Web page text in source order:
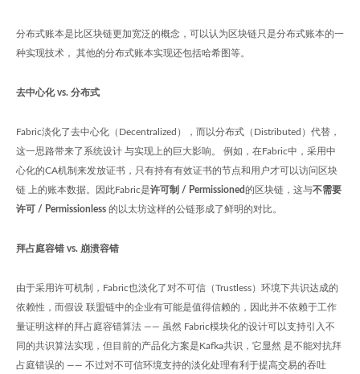
分布式账本是比区块链更加宽泛的概念，可以认为区块链只是分布式账本的一
种实现技术， 其他的分布式账本实现还包括哈希图等。
去中心化 vs. 分布式
Fabric淡化了去中心化（Decentralized），而以分布式（Distributed）代替，
这一思路带来了系统设计 与实现上的巨大影响。 例如，在Fabric中，采用中
心化的CA机制来发放证书，只有持有有效证书的节点和用户才可以访问区块
链 上的账本数据。因此Fabric是许可制 / Permissioned的区块链，这与不需要
许可 / Permissionless 的以太坊这样的公链形成了鲜明的对比。
拜占庭容错 vs. 崩溃容错
由于采用许可机制，Fabric也淡化了对不可信（Trustless）环境下共识达成的
依赖性，而假设 联盟链中的企业有可能是值得信赖的，因此并不依赖于工作
量证明这样的拜占庭容错算法 —— 虽然 Fabric模块化的设计可以支持引入不
同的共识算法实现，但目前的产品化方案是Kafka共识，它显然 是不能对抗拜
占庭错误的 —— 不过对不可信环境支持的淡化处理有利于提高交易的吞吐